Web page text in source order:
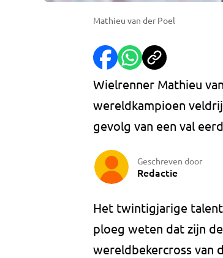
Mathieu van der Poel
Wielrenner Mathieu
wereldkampioen
gevolg van een val
Geschreven door
Redactie
Het twintigjarige
ploeg weten dat zijn
wereldbekercross van